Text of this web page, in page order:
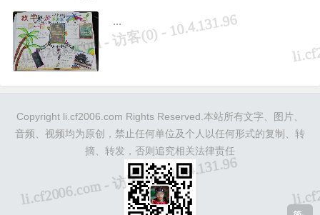
...
Copyright li.cf2006.com Rights Reserved.本站所有文字、图片、
音频、视频均为原创，禁止任何单位及个人以任何形式的复制、转
摘、转发，否则追究相关法律责任